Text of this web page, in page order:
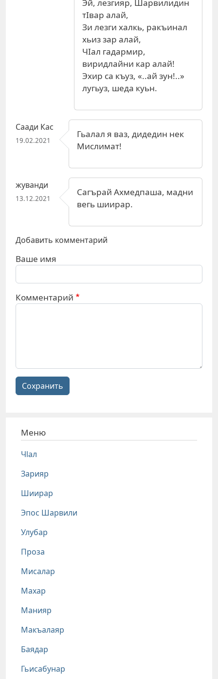
Эй, лезгияр, Шарвилидин
тIвар алай,
Зи лезги халкь, ракъинал
хьиз зар алай,
ЧIал гадармир,
виридлайни кар алай!
Эхир са къуз, «..ай зун!..»
лугьуз, шеда куьн.
Саади Кас
19.02.2021
Гьалал я ваз, дидедин нек
Мислимат!
жуванди
13.12.2021
Сагърай Ахмедпаша, мадни
вегь шиирар.
Добавить комментарий
Ваше имя
Комментарий
Сохранить
Меню
Чlал
Зарияр
Шиирар
Эпос Шарвили
Улубар
Проза
Мисалар
Махар
Манияр
Макъалаяр
Баядар
Гьисабунар